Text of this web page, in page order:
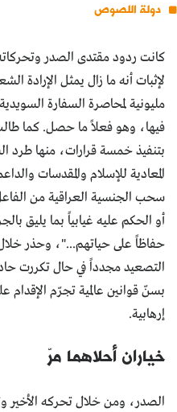
دولة اللصوص
كانت ردود مقتدى الصدر
لإثبات أنه ما زال يمثل الإرادة
مليونية لمحاصرة السفارة
فيها، وهو فعلاً ما حصل. كما
بتنفيذ خمسة قرارات، منها طرد
المعادية للإسلام والمقدسات
سحب الجنسية العراقية من
أو الحكم عليه غيابياً بما يليق
حفاظاً على حياتهم..."، وحذر
التصعيد مجدداً في حال تكررت
بسنّ قوانين عالمية تجرّم
إرهابية.
خياران أحلاهما مرّ
الصدر، ومن خلال تحركه الأخير